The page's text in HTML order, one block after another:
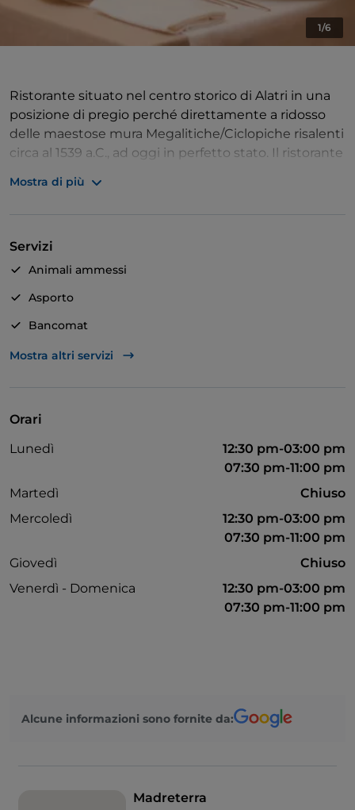
1/6
Ristorante situato nel centro storico di Alatri in una
posizione di pregio perché direttamente a ridosso
delle maestose mura Megalitiche/Ciclopiche risalenti
circa al 1539 a.C., ad oggi in perfetto stato. Il ristorante
d.C., appartenuto alla famiglia del celebre Stèphane
dalla stagionalità e dalla naturalezza dei prodotti che
si utilizzano, essa ha infatti un'impronta classica ma
Mostra di più
Servizi
Animali ammessi
Asporto
Bancomat
Cocktail
Mostra altri servizi
Orari
Lunedì
12:30 pm-03:00 pm
07:30 pm-11:00 pm
Martedì
Chiuso
Mercoledì
12:30 pm-03:00 pm
07:30 pm-11:00 pm
Giovedì
Chiuso
Venerdì - Domenica
12:30 pm-03:00 pm
07:30 pm-11:00 pm
Alcune informazioni sono fornite da:
Madreterra